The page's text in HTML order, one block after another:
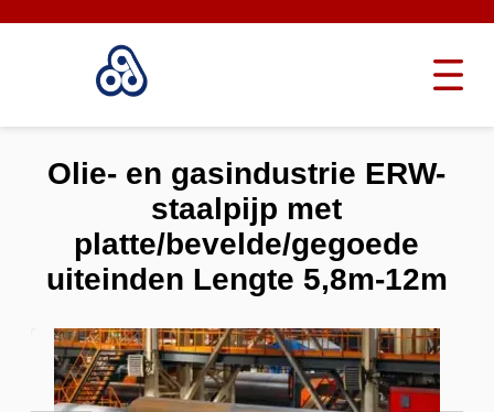
Olie- en gasindustrie ERW-
staalpijp met
platte/bevelde/gegoede
uiteinden Lengte 5,8m-12m